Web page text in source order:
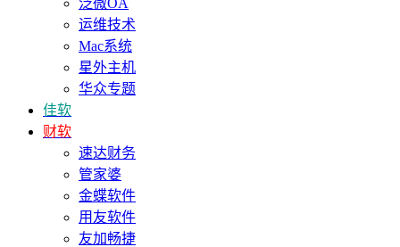
泛微OA
运维技术
Mac系统
星外主机
华众专题
佳软
财软
速达财务
管家婆
金蝶软件
用友软件
友加畅捷